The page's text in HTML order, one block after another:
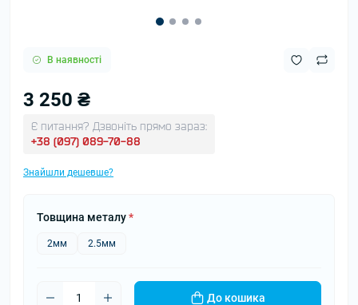
В наявності
3 250 ₴
Є питання? Дзвоніть прямо зараз:
+38 (097) 089-70-88
Знайшли дешевше?
Товщина металу*
2мм 2.5мм
До кошика